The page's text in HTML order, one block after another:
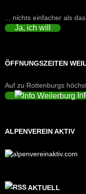
... nichts einfacher als
Ja, ich will
ÖFFNUNGSZEITEN
Auf zu Rottenburgs
ALPENVEREIN AKTIV
AKTUELL